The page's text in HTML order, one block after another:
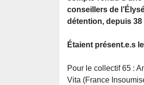
conseillers de
détention, depuis
Étaient présent.e.s
Pour le collectif 65 :
Vita (France